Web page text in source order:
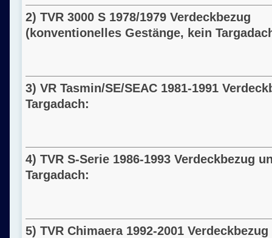
2) TVR 3000 S 1978/1979 Verdeckbezug
(konventionelles Gestänge, kein
3) VR Tasmin/SE/SEAC 1981-1991
Targadach:
4) TVR S-Serie 1986-1993 Verdeckbezug
Targadach:
5) TVR Chimaera 1992-2001